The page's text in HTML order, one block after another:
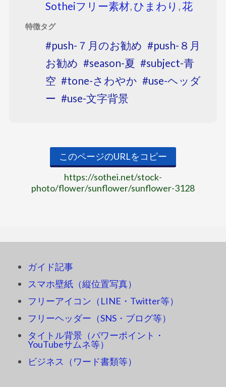
Sotheiフリー素材, ひまわり ,花
特徴タグ
push-７月のお勧め
push-８月
お勧め
season-夏
subject-青
空
tone-さわやか
use-ヘッダ
ー
use-文字背景
このページのURLをコピー
https://sothei.net/stock-
photo/flower/sunflower/sunflower-3128
ガイド記事
スマホ壁紙（縦位置写真）
フリーアイコン（LINE・Twitter等）
フリーヘッダー（SNS・ブログ等）
タイトル背景（パワーポイント・
YouTubeサムネ等）
ビジネス（ワード書類等）